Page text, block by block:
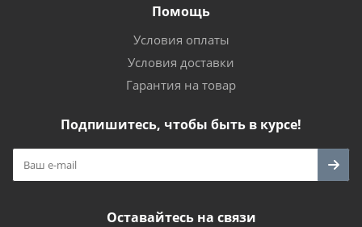
Помощь
Условия оплаты
Условия доставки
Гарантия на товар
Подпишитесь, чтобы быть в курсе!
Оставайтесь на связи